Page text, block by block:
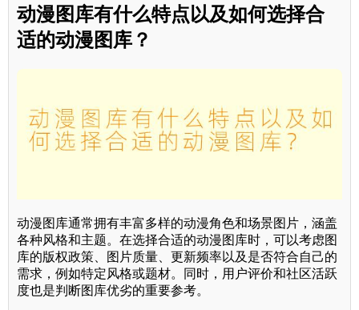
动漫图库有什么特点以及如何选择合
适的动漫图库？
动漫图库通常拥有丰富多样的动漫角色和场景图片，涵盖
各种风格和主题。在选择合适的动漫图库时，可以考虑图
库的版权政策、图片质量、更新频率以及是否符合自己的
需求，例如特定风格或题材。同时，用户评价和社区活跃
度也是判断图库优劣的重要参考。